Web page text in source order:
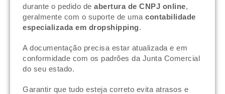
durante o pedido de abertura de CNPJ online,
geralmente com o suporte de uma contabilidade
especializada em dropshipping.
A documentação precisa estar atualizada e em
conformidade com os padrões da Junta Comercial
do seu estado.
Garantir que tudo esteja correto evita atrasos e